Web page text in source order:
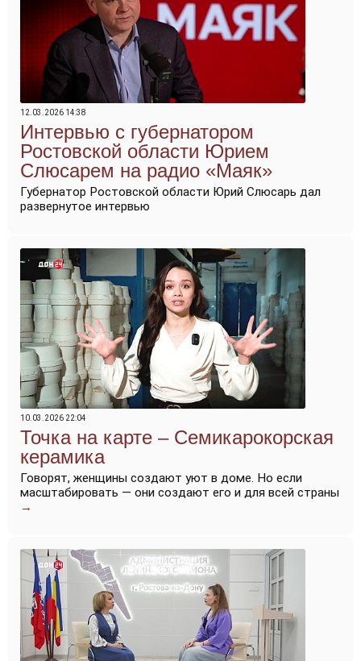
12.03.2026 14:38
Интервью с губернатором
Ростовской области Юрием
Слюсарем на радио «Маяк»
Губернатор Ростовской области Юрий Слюсарь дал
развернутое интервью
10.03.2026 22:04
Точка на карте – Семикарокорская
керамика
Говорят, женщины создают уют в доме. Но если
масштабировать — они создают его и для всей страны
→